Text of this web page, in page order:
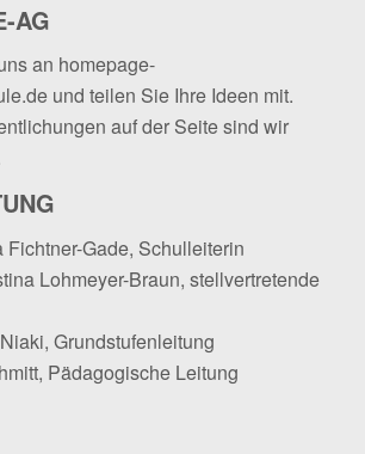
AG
an homepage-
und teilen Sie Ihre Ideen mit.
auf der Seite sind wir
Fichtner-Gade, Schulleiterin
Lohmeyer-Braun, stellvertretende
Grundstufenleitung
Pädagogische Leitung